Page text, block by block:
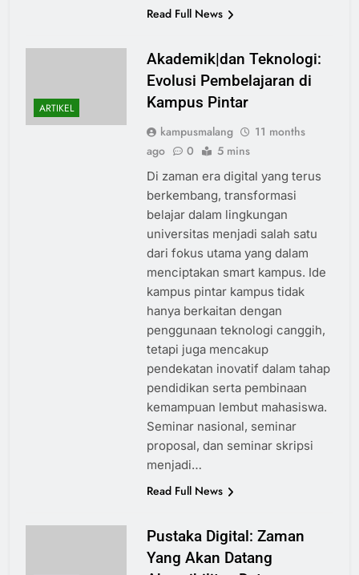
Read Full News
ARTIKEL
Akademik|dan Teknologi:
Evolusi Pembelajaran di
Kampus Pintar
kampusmalang
11 months
ago
0 5 mins
Di zaman era digital yang terus
berkembang, transformasi
belajar dalam lingkungan
universitas menjadi salah satu
dari fokus utama yang dalam
menciptakan smart kampus. Ide
kampus pintar kampus tidak
hanya berkaitan dengan
penggunaan teknologi canggih,
tetapi juga mencakup
pendekatan inovatif dalam tahap
pendidikan serta pembinaan
kemampuan lembut mahasiswa.
Seminar nasional, seminar
proposal, dan seminar skripsi
menjadi…
Read Full News
Pustaka Digital: Zaman
Yang Akan Datang